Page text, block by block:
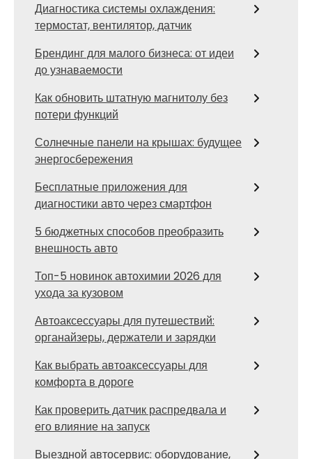
Диагностика системы охлаждения:
термостат, вентилятор, датчик
Брендинг для малого бизнеса: от идеи
до узнаваемости
Как обновить штатную магнитолу без
потери функций
Солнечные панели на крышах: будущее
энергосбережения
Бесплатные приложения для
диагностики авто через смартфон
5 бюджетных способов преобразить
внешность авто
Топ-5 новинок автохимии 2026 для
ухода за кузовом
Автоаксессуары для путешествий:
органайзеры, держатели и зарядки
Как выбрать автоаксессуары для
комфорта в дороге
Как проверить датчик распредвала и
его влияние на запуск
Выездной автосервис: оборудование,